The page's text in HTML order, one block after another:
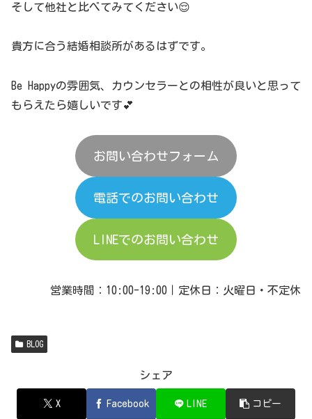
そして他社と比べてみてください😌
貴方に合う結婚相談所があるはずです。
Be Happyの雰囲気、カウンセラーとの相性が良いと思って
もらえたら嬉しいです💕
お問い合わせフォーム
電話でのお問い合わせ
LINEでのお問い合わせ
営業時間：10:00-19:00｜定休日：火曜日・不定休
BLOG
シェア
X Facebook LINE コピー